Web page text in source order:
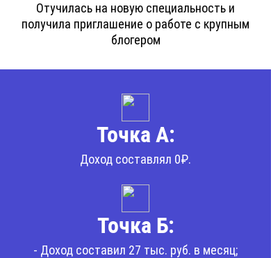
Отучилась на новую специальность и
получила приглашение о работе с крупным
блогером
Точка А:
Доход составлял 0₽.
Точка Б:
- Доход составил 27 тыс. руб. в месяц;